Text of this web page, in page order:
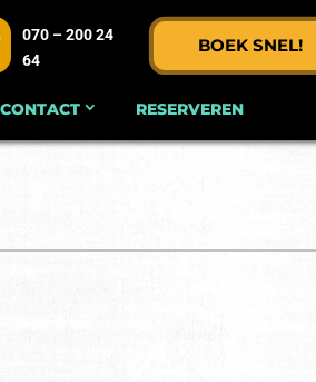
070 – 200 24
64
BOEK SNEL!
CONTACT RESERVEREN